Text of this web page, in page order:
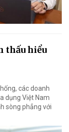
thấu hiểu
các doanh
dụng Việt Nam
sòng phẳng với